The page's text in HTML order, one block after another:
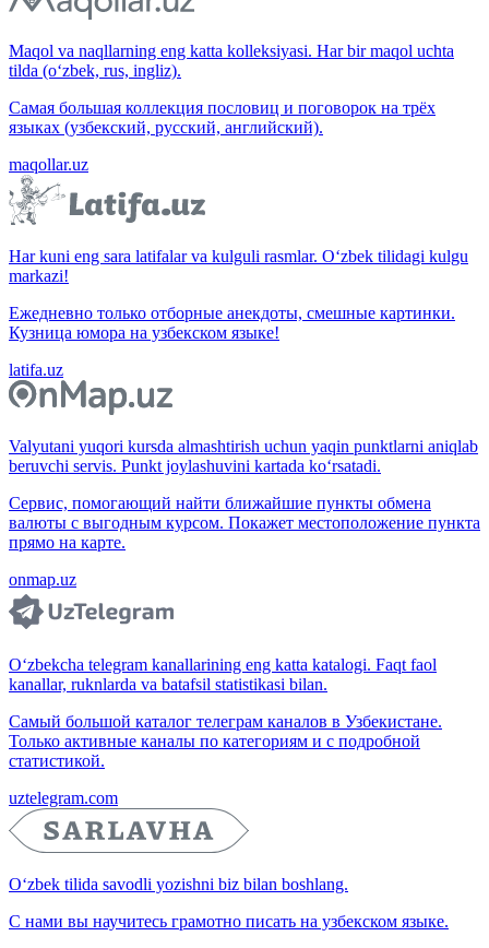
Maqol va naqllarning eng katta kolleksiyasi. Har bir maqol uchta
tilda (o‘zbek, rus, ingliz).
Самая большая коллекция пословиц и поговорок на трёх
языках (узбекский, русский, английский).
maqollar.uz
Har kuni eng sara latifalar va kulguli rasmlar. O‘zbek tilidagi kulgu
markazi!
Ежедневно только отборные анекдоты, смешные картинки.
Кузница юмора на узбекском языке!
latifa.uz
Valyutani yuqori kursda almashtirish uchun yaqin punktlarni aniqlab
beruvchi servis. Punkt joylashuvini kartada ko‘rsatadi.
Сервис, помогающий найти ближайшие пункты обмена
валюты с выгодным курсом. Покажет местоположение пункта
прямо на карте.
onmap.uz
O‘zbekcha telegram kanallarining eng katta katalogi. Faqt faol
kanallar, ruknlarda va batafsil statistikasi bilan.
Самый большой каталог телеграм каналов в Узбекистане.
Только активные каналы по категориям и с подробной
статистикой.
uztelegram.com
O‘zbek tilida savodli yozishni biz bilan boshlang.
С нами вы научитесь грамотно писать на узбекском языке.